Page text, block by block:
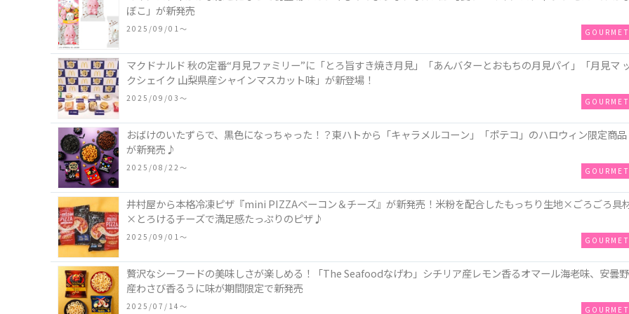
ぼこ」が新発売
2025/09/01〜 GOURMET
マクドナルド 秋の定番“月見ファミリー”に「とろ旨すき焼き月見」「あんバターとおもちの月見パイ」「月見マ
クシェイク 山梨県産シャインマスカット味」が新登場！
2025/09/03〜 GOURMET
おばけのいたずらで、黒色になっちゃった！？東ハトから「キャラメルコーン」「ポテコ」のハロウィン限定商品
が新発売♪
2025/08/22〜 GOURMET
井村屋から本格冷凍ピザ『mini PIZZAベーコン＆チーズ』が新発売！米粉を配合したもっちり生地×ごろごろ具
×とろけるチーズで満足感たっぷりのピザ♪
2025/09/01〜 GOURMET
贅沢なシーフードの美味しさが楽しめる！「The Seafoodなげわ」シチリア産レモン香るオマール海老味、安曇野
産わさび香るうに味が期間限定で新発売
2025/07/14〜 GOURMET